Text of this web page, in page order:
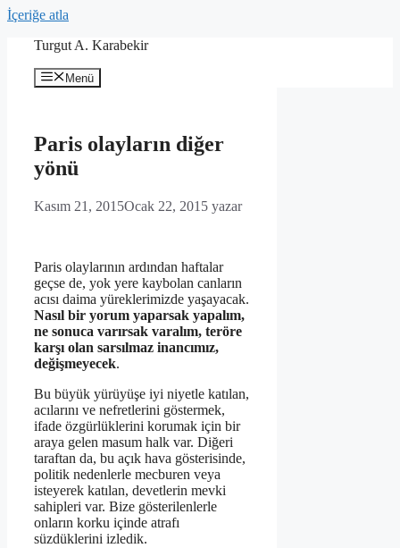
İçeriğe atla
Turgut A. Karabekir
Menü
Paris olayların diğer
yönü
Kasım 21, 2015Ocak 22, 2015 yazar
Paris olaylarının ardından haftalar
geçse de, yok yere kaybolan canların
acısı daima yüreklerimizde yaşayacak.
Nasıl bir yorum yaparsak yapalım,
ne sonuca varırsak varalım, teröre
karşı olan sarsılmaz inancımız,
değişmeyecek.
Bu büyük yürüyüşe iyi niyetle katılan,
acılarını ve nefretlerini göstermek,
ifade özgürlüklerini korumak için bir
araya gelen masum halk var. Diğeri
taraftan da, bu açık hava gösterisinde,
politik nedenlerle mecburen veya
isteyerek katılan, devetlerin mevki
sahipleri var. Bize gösterilenlerle
onların korku içinde atrafı
süzdüklerini izledik.